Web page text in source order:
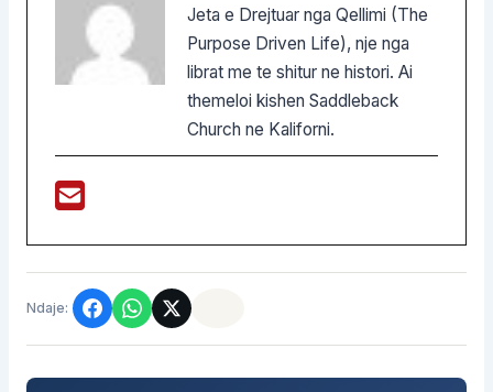
Jeta e Drejtuar nga Qellimi (The
Purpose Driven Life), nje nga
librat me te shitur ne histori. Ai
themeloi kishen Saddleback
Church ne Kaliforni.
Ndaje: